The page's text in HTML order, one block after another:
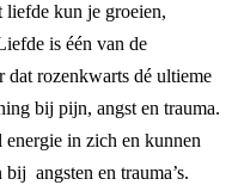
liefde kun je groeien,
is één van de
dat rozenkwarts dé ultieme
bij pijn, angst en trauma.
energie in zich en kunnen
angsten en trauma’s.